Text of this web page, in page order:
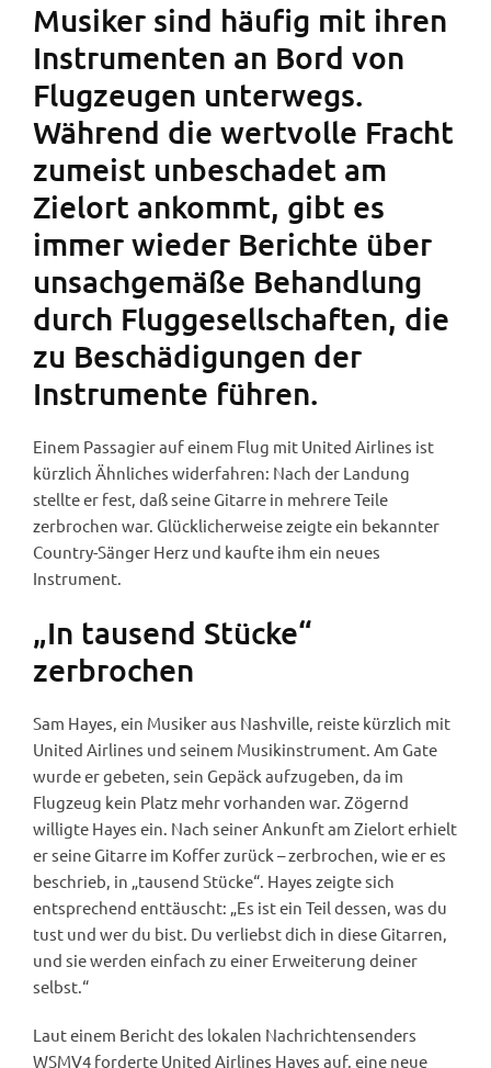
Musiker sind häufig mit ihren
Instrumenten an Bord von
Flugzeugen unterwegs.
Während die wertvolle Fracht
zumeist unbeschadet am
Zielort ankommt, gibt es
immer wieder Berichte über
unsachgemäße Behandlung
durch Fluggesellschaften, die
zu Beschädigungen der
Instrumente führen.
Einem Passagier auf einem Flug mit United Airlines ist
kürzlich Ähnliches widerfahren: Nach der Landung
stellte er fest, daß seine Gitarre in mehrere Teile
zerbrochen war. Glücklicherweise zeigte ein bekannter
Country-Sänger Herz und kaufte ihm ein neues
Instrument.
„In tausend Stücke“
zerbrochen
Sam Hayes, ein Musiker aus Nashville, reiste kürzlich mit
United Airlines und seinem Musikinstrument. Am Gate
wurde er gebeten, sein Gepäck aufzugeben, da im
Flugzeug kein Platz mehr vorhanden war. Zögernd
willigte Hayes ein. Nach seiner Ankunft am Zielort erhielt
er seine Gitarre im Koffer zurück – zerbrochen, wie er es
beschrieb, in „tausend Stücke“. Hayes zeigte sich
entsprechend enttäuscht: „Es ist ein Teil dessen, was du
tust und wer du bist. Du verliebst dich in diese Gitarren,
und sie werden einfach zu einer Erweiterung deiner
selbst.“
Laut einem Bericht des lokalen Nachrichtensenders
WSMV4 forderte United Airlines Hayes auf, eine neue